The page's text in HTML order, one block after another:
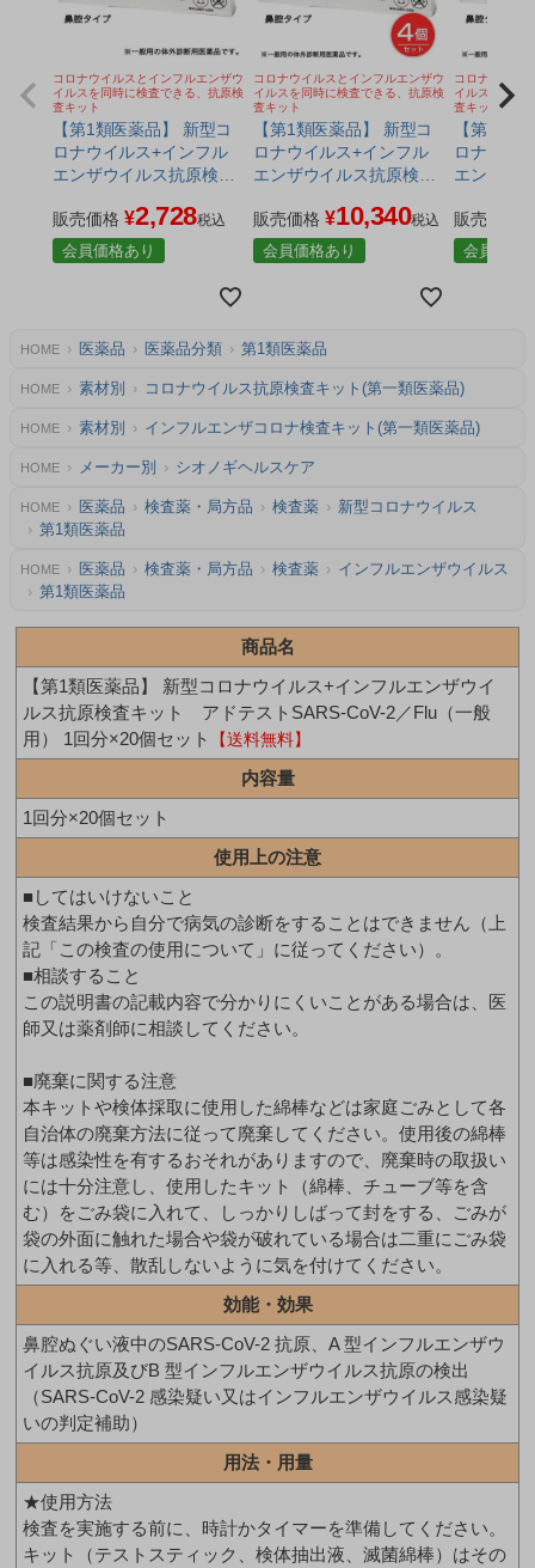
コロナウイルスとインフルエンザウ
イルスを同時に検査できる、抗原検
査キット
【第1類医薬品】 新型コ
ロナウイルス+インフル
エンザウイルス抗原検査
CoV-2／Flu（一般用） 1
回分 - シオノギヘルスケ
ア [インフルエンザ コロ
ナ 検査キット/同時検査]
販売価格 ¥2,728税込
会員価格あり
コロナウイルスとインフルエンザウ
イルスを同時に検査できる、抗原検
査キット
【第1類医薬品】 新型コ
ロナウイルス+インフル
エンザウイルス抗原検査
CoV-2／Flu（一般用） 1
回分×4個セット - シオノ
ギヘルスケア [インフル
エンザ コロナ 検査キッ
販売価格 ¥10,340税込
会員価格あり
コロナウイル
イルスを同時
査キット
【第1類
ロナウイ
エンザウ
CoV-2／
回分×6個
ギヘルスケア [イ
販売価格
会員価格
HOME 医薬品 医薬品分類 第1類医薬品
HOME 素材別 コロナウイルス抗原検査キット(第一類医薬品)
HOME 素材別 インフルエンザコロナ検査キット(第一類医薬品)
HOME メーカー別 シオノギヘルスケア
HOME 医薬品 検査薬・局方品 検査薬
新型コロナウイルス
第1類医薬品
HOME 医薬品 検査薬・局方品 検査薬
インフルエンザウイルス
第1類医薬品
商品名
【第1類医薬品】 新型コロナウイルス+インフルエンザウイ
ルス抗原検査キット アドテストSARS-CoV-2／Flu（一般
用） 1回分×20個セット
【送料無料】
内容量
1回分×20個セット
使用上の注意
■してはいけないこと
検査結果から自分で病気の診断をすることはできません（上
記「この検査の使用について」に従ってください）。
■相談すること
この説明書の記載内容で分かりにくいことがある場合は、医
師又は薬剤師に相談してください。
■廃棄に関する注意
本キットや検体採取に使用した綿棒などは家庭ごみとして各
自治体の廃棄方法に従って廃棄してください。使用後の綿棒
等は感染性を有するおそれがありますので、廃棄時の取扱い
には十分注意し、使用したキット（綿棒、チューブ等を含
む）をごみ袋に入れて、しっかりしばって封をする、ごみが
袋の外面に触れた場合や袋が破れている場合は二重にごみ袋
に入れる等、散乱しないように気を付けてください。
効能・効果
鼻腔ぬぐい液中のSARS-CoV-2 抗原、A 型インフルエンザウ
イルス抗原及びB 型インフルエンザウイルス抗原の検出
（SARS-CoV-2 感染疑い又はインフルエンザウイルス感染疑
いの判定補助）
用法・用量
★使用方法
検査を実施する前に、時計かタイマーを準備してください。
キット（テストスティック、検体抽出液、滅菌綿棒）はその